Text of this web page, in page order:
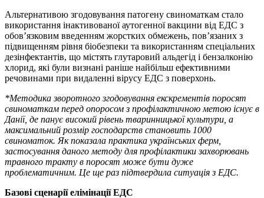
Альтернативою згодовування патогену свиноматкам стало
використання інактивованої аутогенної вакцини від ЕДС з
обов’язковим введенням жорстких обмежень, пов’язаних з
підвищенням рівня біобезпеки та використанням спеціальних
дезінфектантів, що містять глутаровий альдегід і бензалконію
хлорид, які були визнані раніше найбільш ефективними
речовинами при видаленні вірусу ЕДС з поверхонь.
*Методика зворотного згодовування екскрементів поросят
свиноматкам перед опоросом з профілактичною метою існує в
Данії, де панує високий рівень тваринницької культури, а
максимальний розмір господарств становить 1000
свиноматок. Як показала практика українських ферм,
застосування даного методу для профілактики захворювань
травного тракту в поросят може бути дуже
проблематичним. Це ще раз підтвердила ситуація з ЕДС.
Базові сценарії елімінації ЕДС